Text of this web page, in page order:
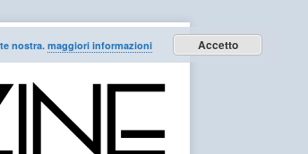
nostra. maggiori informazioni Accetto